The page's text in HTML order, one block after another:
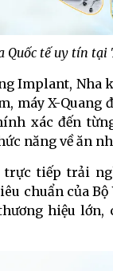
Quốc tế uy tín tại
Implant, Nha
máy X-Quang
xác đến
năng về ăn
trực tiếp trải
chuẩn của Bộ
hiệu lớn,